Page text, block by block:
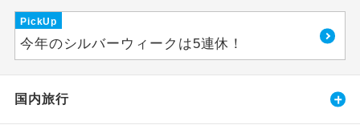
PickUp
今年のシルバーウィークは5連休！
国内旅行